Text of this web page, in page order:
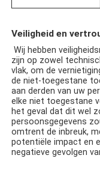
Veiligheid en
Wij hebben
zijn op zowel
vlak, om de
de niet-toegestane
aan derden van uw
elke niet toegestane
het geval dat dit wel
persoonsgegevens
omtrent de inbreuk,
potentiële impact en
negatieve gevolgen